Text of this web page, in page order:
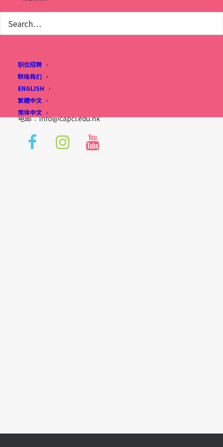
职位招聘
联络我们
ENGLISH
繁體中文
简体中文
香港九龙富宁街2号
(宋王台地铁站B1出口)
电话: (852) 2713 3733
传真: (852) 2362 2328
电邮∶info@capcl.edu.hk